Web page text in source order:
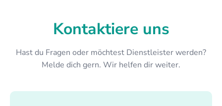
Kontaktiere uns
Hast du Fragen oder möchtest Dienstleister werden?
Melde dich gern. Wir helfen dir weiter.